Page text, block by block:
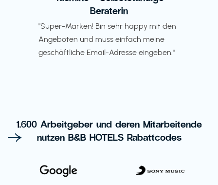
Beraterin
"Super-Marken! Bin sehr happy mit den
Angeboten und muss einfach meine
geschäftliche Email-Adresse eingeben."
1.600 Arbeitgeber und deren Mitarbeitende
nutzen B&B HOTELS Rabattcodes